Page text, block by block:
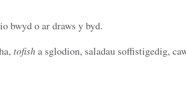
bwyd o ar draws y byd.
tofisha sglodion, saladau soffistigedig,